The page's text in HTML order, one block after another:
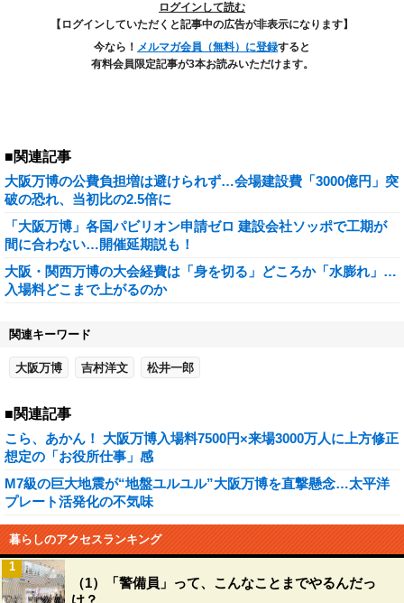
ログインして読む
【ログインしていただくと記事中の広告が非表示になります】
今なら！ メルマガ会員（無料）に登録すると
有料会員限定記事が3本お読みいただけます。
■関連記事
大阪万博の公費負担増は避けられず…会場建設費「3000億円」突
破の恐れ、当初比の2.5倍に
「大阪万博」各国パビリオン申請ゼロ 建設会社ソッポで工期が
間に合わない…開催延期説も！
大阪・関西万博の大会経費は「身を切る」どころか「水膨れ」…
入場料どこまで上がるのか
関連キーワード
大阪万博 吉村洋文 松井一郎
■関連記事
こら、あかん！ 大阪万博入場料7500円×来場3000万人に上方修正
想定の「お役所仕事」感
M7級の巨大地震が“地盤ユルユル”大阪万博を直撃懸念…太平洋
プレート活発化の不気味
暮らしのアクセスランキング
（1）「警備員」って、こんなことまでやるんだっ
け？
1